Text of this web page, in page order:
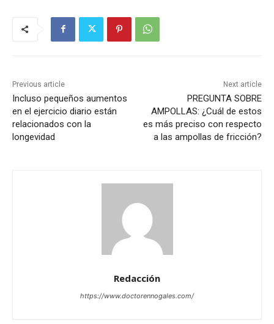
Previous article
Incluso pequeños aumentos
en el ejercicio diario están
relacionados con la
longevidad
Next article
PREGUNTA SOBRE
AMPOLLAS: ¿Cuál de estos
es más preciso con respecto
a las ampollas de fricción?
Redacción
https://www.doctorennogales.com/